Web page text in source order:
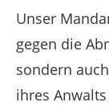
Unser
gegen die
sondern
ihres